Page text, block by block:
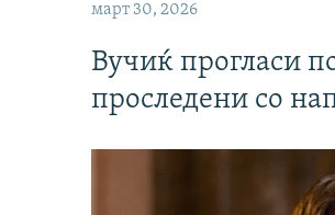
март 30, 2026
Вучиќ прогласи
проследени со